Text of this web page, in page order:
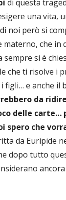
di questa
una vita,
noi però si
che in
si è
che ti risolve i
figli… e anche il
da
delle carte…
spero che
da Euripide
dopo tutto